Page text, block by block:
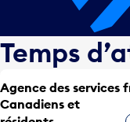
Temps
Agence des services
Canadiens et